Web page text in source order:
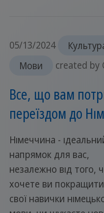
05/13/2024
Мови
created by
Все, що вам
переїздом до
Німеччина -
напрямок для вас,
незалежно від того,
хочете ви покращити
свої навички